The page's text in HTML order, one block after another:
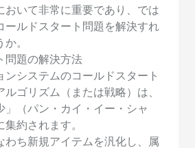
おいて非常に重要であり、では
ールドスタート問題を解決すれ
。
問題の解決方法
ンシステムのコールドスタート
ルゴリズム（または戦略）は、
」（パン・カイ・イー・シャ
約されます。
わち新規アイテムを汎化し、属